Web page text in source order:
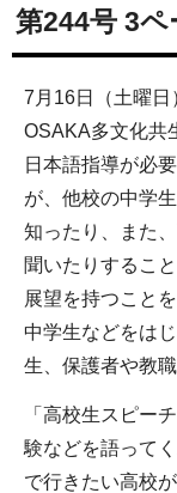
第244号 3ペ
7月16日（土曜
OSAKA多文化共
日本語指導が必
が、他校の中学
知ったり、また
聞いたりするこ
展望を持つこと
中学生などをは
生、保護者や教
「高校生スピー
験などを語って
で行きたい高校